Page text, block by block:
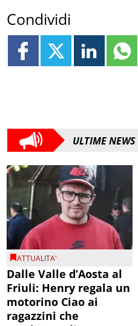
Condividi
ULTIME NEWS
ATTUALITA'
Dalle Valle d’Aosta al
Friuli: Henry regala un
motorino Ciao ai
ragazzini che